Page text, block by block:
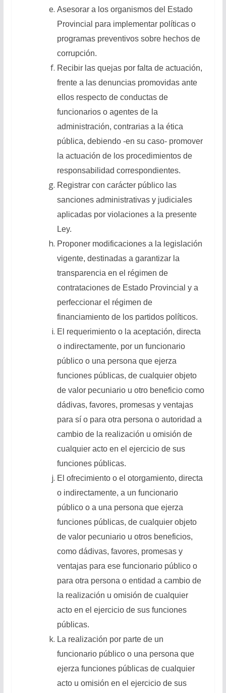
Asesorar a los organismos del Estado
Provincial para implementar políticas o
programas preventivos sobre hechos de
corrupción.
Recibir las quejas por falta de actuación,
frente a las denuncias promovidas ante
ellos respecto de conductas de
funcionarios o agentes de la
administración, contrarias a la ética
pública, debiendo -en su caso- promover
la actuación de los procedimientos de
responsabilidad correspondientes.
Registrar con carácter público las
sanciones administrativas y judiciales
aplicadas por violaciones a la presente
Ley.
Proponer modificaciones a la legislación
vigente, destinadas a garantizar la
transparencia en el régimen de
contrataciones de Estado Provincial y a
perfeccionar el régimen de
financiamiento de los partidos políticos.
El requerimiento o la aceptación, directa
o indirectamente, por un funcionario
público o una persona que ejerza
funciones públicas, de cualquier objeto
de valor pecuniario u otro beneficio como
dádivas, favores, promesas y ventajas
para sí o para otra persona o autoridad a
cambio de la realización u omisión de
cualquier acto en el ejercicio de sus
funciones públicas.
El ofrecimiento o el otorgamiento, directa
o indirectamente, a un funcionario
público o a una persona que ejerza
funciones públicas, de cualquier objeto
de valor pecuniario u otros beneficios,
como dádivas, favores, promesas y
ventajas para ese funcionario público o
para otra persona o entidad a cambio de
la realización u omisión de cualquier
acto en el ejercicio de sus funciones
públicas.
La realización por parte de un
funcionario público o una persona que
ejerza funciones públicas de cualquier
acto u omisión en el ejercicio de sus